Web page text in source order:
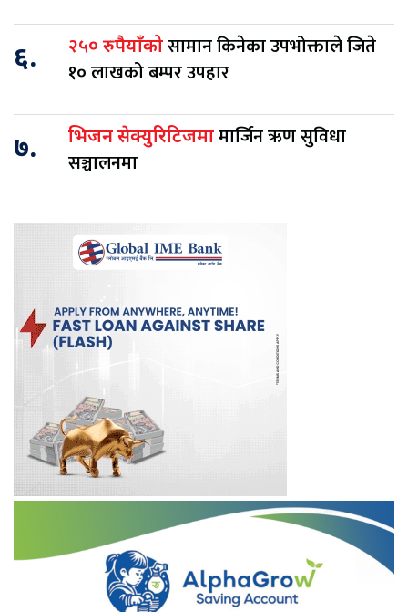
६. २५० रुपैयाँकोसामान किनेका उपभोक्ताले जिते
१० लाखको बम्पर उपहार
७. भिजन सेक्युरिटिजमामार्जिन ऋण सुविधा
सञ्चालनमा